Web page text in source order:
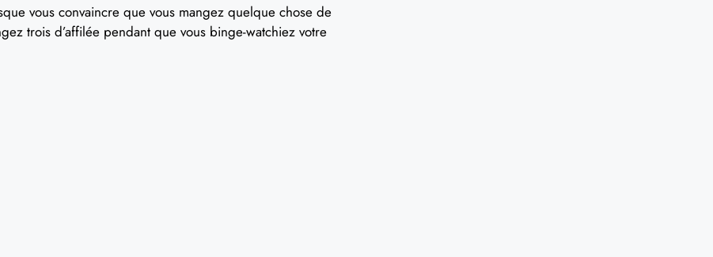
vous convaincre que vous mangez quelque chose de
trois d’affilée pendant que vous binge-watchiez votre